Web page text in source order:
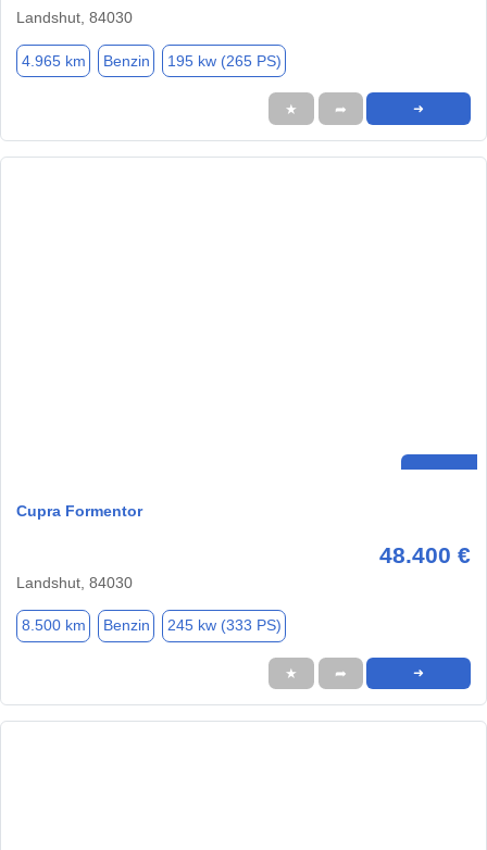
Landshut, 84030
4.965 km Benzin 195 kw (265 PS)
★ ➦ ➜
Cupra Formentor
48.400 €
Landshut, 84030
8.500 km Benzin 245 kw (333 PS)
★ ➦ ➜